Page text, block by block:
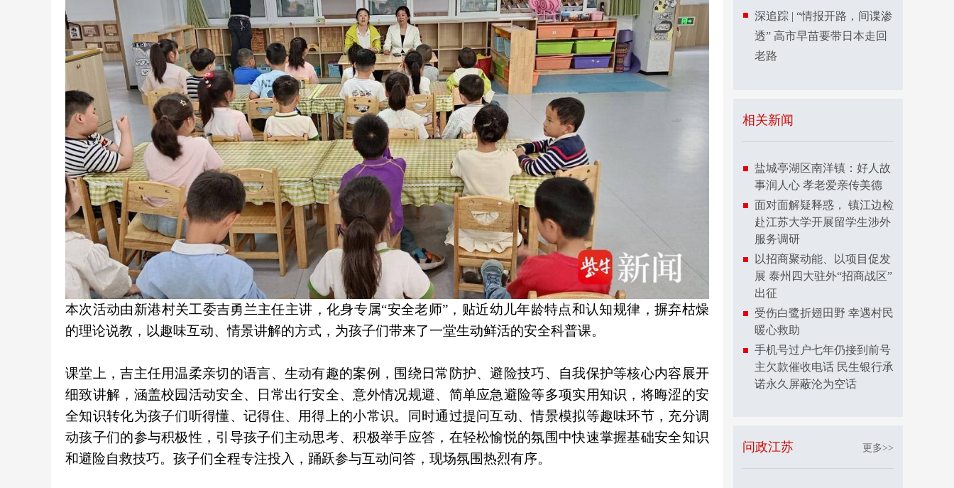
本次活动由新港村关工委吉勇兰主任主讲，化身专属“安全老师”，贴近幼儿年龄特点和认知规律，摒弃枯燥
的理论说教，以趣味互动、情景讲解的方式，为孩子们带来了一堂生动鲜活的安全科普课。
课堂上，吉主任用温柔亲切的语言、生动有趣的案例，围绕日常防护、避险技巧、自我保护等核心内容展开
细致讲解，涵盖校园活动安全、日常出行安全、意外情况规避、简单应急避险等多项实用知识，将晦涩的安
全知识转化为孩子们听得懂、记得住、用得上的小常识。同时通过提问互动、情景模拟等趣味环节，充分调
动孩子们的参与积极性，引导孩子们主动思考、积极举手应答，在轻松愉悦的氛围中快速掌握基础安全知识
和避险自救技巧。孩子们全程专注投入，踊跃参与互动问答，现场氛围热烈有序。
深追踪 | “情报开路，间谍渗
透” 高市早苗要带日本走回
老路
相关新闻
盐城亭湖区南洋镇：好人故
事润人心 孝老爱亲传美德
面对面解疑释惑， 镇江边检
赴江苏大学开展留学生涉外
服务调研
以招商聚动能、以项目促发
展 泰州四大驻外“招商战区”
出征
受伤白鹭折翅田野 幸遇村民
暖心救助
手机号过户七年仍接到前号
主欠款催收电话 民生银行承
诺永久屏蔽沦为空话
问政江苏 更多>>